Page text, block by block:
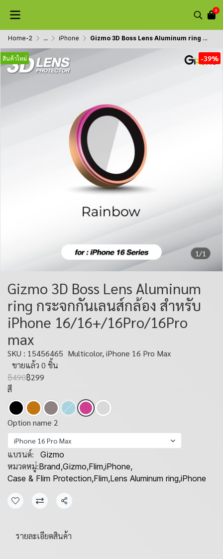
0
Home-2 ... iPhone Gizmo 3D Boss Lens Aluminum ring กระจกกันเลนส์กล้อง สำหรับ iPhone 16/16+/16Pro/16Pro max
1/1
สินค้าใหม่ -39%
Gizmo 3D Boss Lens Aluminum
ring กระจกกันเลนส์กล้อง สำหรับ
iPhone 16/16+/16Pro/16Pro
max
SKU : 15456465 Multicolor, iPhone 16 Pro Max
ขายแล้ว 0 ชิ้น
฿490฿299
สี
Option name 2
iPhone 16 Pro Max
แบรนด์: Gizmo
หมวดหมู่:Brand,Gizmo,Flim,iPhone,
Case & Flim Protection,Flim,Lens Aluminum ring,iPhone
แชร์
รายละเอียดสินค้า